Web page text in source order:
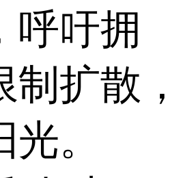
呼吁拥
扩散，
。